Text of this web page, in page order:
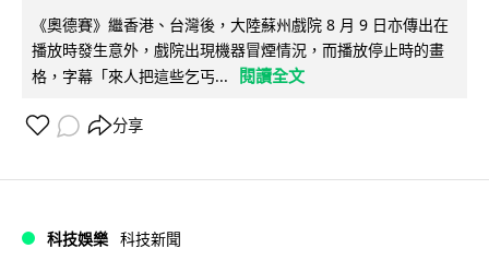
《奧德賽》繼香港、台灣後，大陸蘇州戲院 8 月 9 日亦傳出在
播放時發生意外，戲院出現機器冒煙情況，而播放停止時的畫
格，字幕「來人把這些乞丐...
閱讀全文
分享
科技娛樂 科技新聞